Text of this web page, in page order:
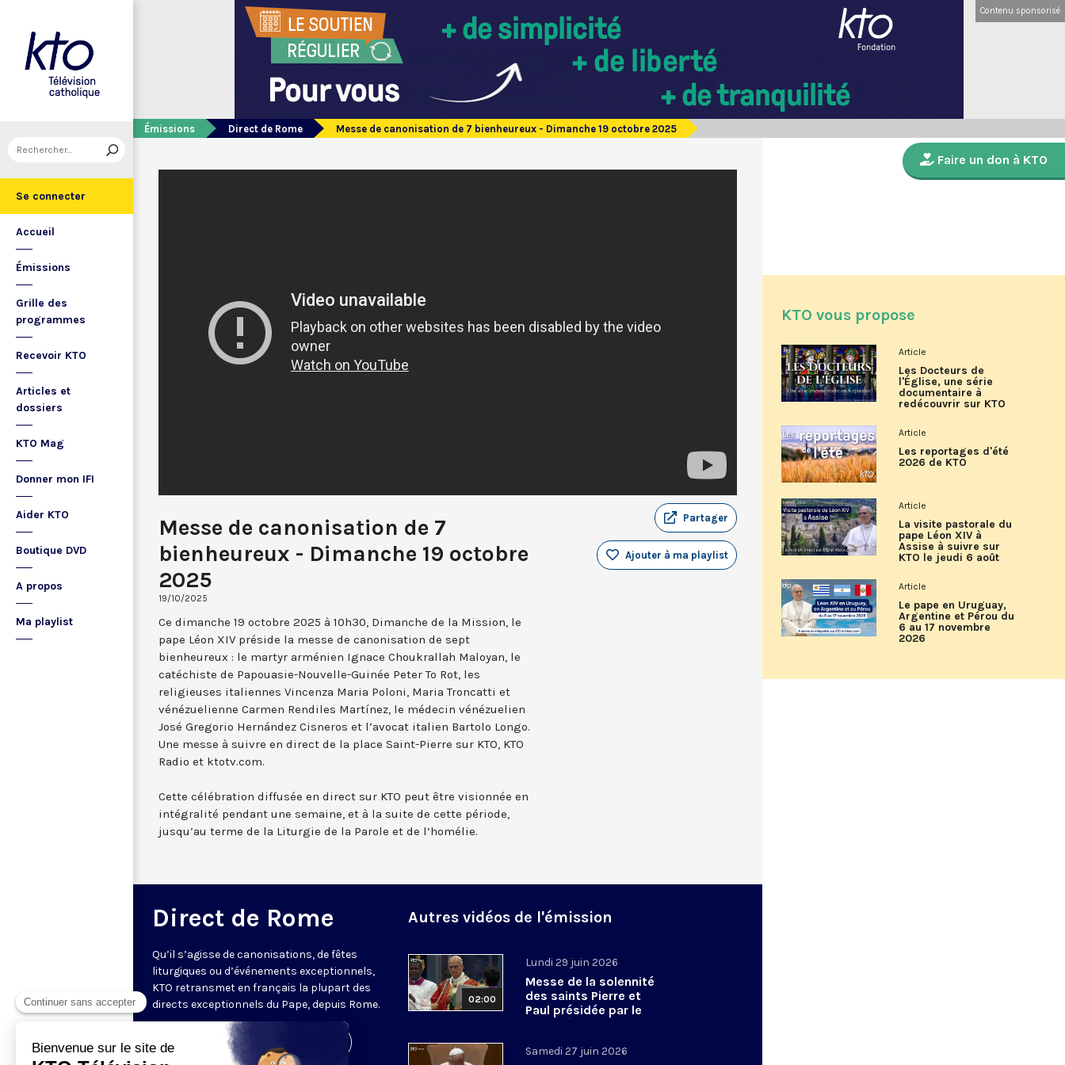
Se connecter
Accueil
Émissions
Grille des
programmes
Recevoir KTO
Articles et
dossiers
KTO Mag
Donner mon IFI
Aider KTO
Boutique DVD
A propos
Ma playlist
Contenu sponsorisé
Émissions Direct de Rome Messe de canonisation de 7 bienheureux - Dimanche 19 octobre 2025
Messe de canonisation de 7
bienheureux - Dimanche 19 octobre
2025
19/10/2025
Partager
Ajouter à ma playlist
Ce dimanche 19 octobre 2025 à 10h30, Dimanche de la Mission, le
pape Léon XIV préside la messe de canonisation de sept
bienheureux : le martyr arménien Ignace Choukrallah Maloyan, le
catéchiste de Papouasie-Nouvelle-Guinée Peter To Rot, les
religieuses italiennes Vincenza Maria Poloni, Maria Troncatti et
vénézuelienne Carmen Rendiles Martínez, le médecin vénézuelien
José Gregorio Hernández Cisneros et l’avocat italien Bartolo Longo.
Une messe à suivre en direct de la place Saint-Pierre sur KTO, KTO
Radio et ktotv.com.
Cette célébration diffusée en direct sur KTO peut être visionnée en
intégralité pendant une semaine, et à la suite de cette période,
jusqu’au terme de la Liturgie de la Parole et de l’homélie.
Direct de Rome
Qu’il s’agisse de canonisations, de fêtes
liturgiques ou d’événements exceptionnels,
KTO retransmet en français la plupart des
directs exceptionnels du Pape, depuis Rome.
Visiter la page de l'émission
Autres vidéos de l'émission
02:00
Lundi 29 juin 2026
Messe de la solennité
des saints Pierre et
Paul présidée par le
pape Léon XIV - 29 juin
Samedi 27 juin 2026
Faire un don à KTO
KTO vous propose
Article
Les Docteurs de
l'Église, une série
documentaire à
redécouvrir sur KTO
Article
Les reportages d'été
2026 de KTO
Article
La visite pastorale du
pape Léon XIV à
Assise à suivre sur
KTO le jeudi 6 août
Article
Le pape en Uruguay,
Argentine et Pérou du
6 au 17 novembre
2026